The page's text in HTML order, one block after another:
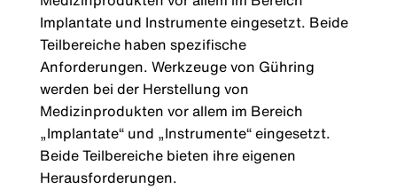
Implantate und Instrumente eingesetzt. Beide
Teilbereiche haben spezifische
Anforderungen. Werkzeuge von Gühring
werden bei der Herstellung von
Medizinprodukten vor allem im Bereich
„Implantate“ und „Instrumente“ eingesetzt.
Beide Teilbereiche bieten ihre eigenen
Herausforderungen.